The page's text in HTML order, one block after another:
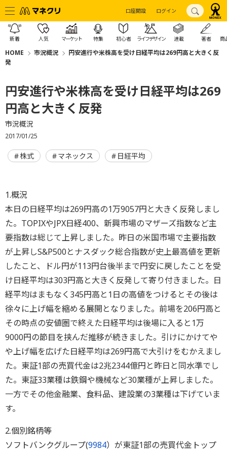
口座開設 ログイン
新着 人気 マーケット 特集 初心者 ライフデザイン 連載 著者 商
HOME 市況概況
円安進行や米株高を受け日経平均は269円高と大きく反
発
円安進行や米株高を受け日経平均は269
円高と大きく反発
市況概況
2017/01/25
株式 マネックス 日経平均
1.概況
本日の日経平均は269円高の1万9057円と大きく反発しまし
た。TOPIXやJPX日経400、新興市場のマザーズ指数など主
要指数は総じて上昇しました。昨日の米国市場で主要指数
が上昇しS&P500とナスダック総合指数が史上最高値を更新
したこと、ドル円が113円台後半まで円安に戻したことを受
け日経平均は303円高と大きく反発して寄り付きました。日
経平均はまもなく345円高と1日の高値をつけるとその後は
徐々に上げ幅を縮める展開となりました。前場を206円高と
その時点の安値圏で終えた日経平均は後場に入ると1万
9000円の節目を挟んだ推移が続きました。引けにかけてや
や上げ幅を広げた日経平均は269円高で大引けをむかえまし
た。東証1部の売買代金は2兆2344億円と昨日と同水準でし
た。東証33業種は鉄鋼や機械など30業種が上昇しました。
一方でその他金融業、食料品、建設業の3業種は下げていま
す。
2.個別銘柄等
ソフトバンクグループ(9984）が東証1部の売買代金トップ